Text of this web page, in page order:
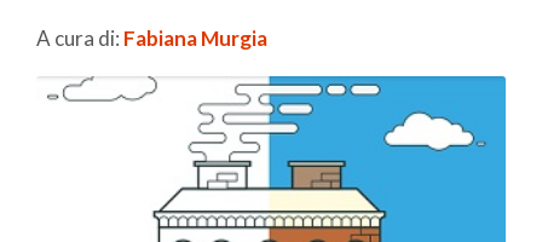
A cura di: Fabiana Murgia